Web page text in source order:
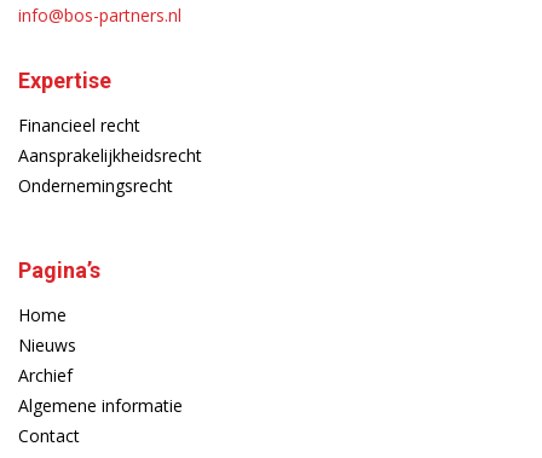
info@bos-partners.nl
Expertise
Financieel recht
Aansprakelijkheidsrecht
Ondernemingsrecht
Pagina’s
Home
Nieuws
Archief
Algemene informatie
Contact